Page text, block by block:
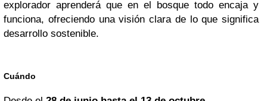
explorador aprenderá que en el bosque todo encaja y
funciona, ofreciendo una visión clara de lo que significa
desarrollo sostenible.
Cuándo